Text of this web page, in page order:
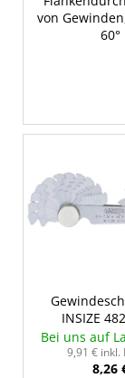
von
60°
INSIZE
Bei uns auf
9,91 € inkl.
8,26